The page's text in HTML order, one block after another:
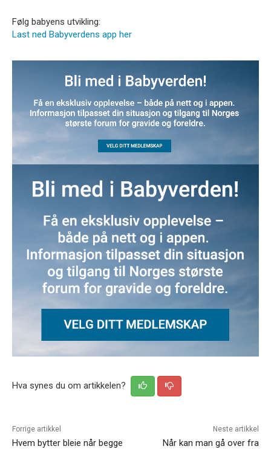
Følg babyens utvikling:
Last ned Babyverdens app her
Hva synes du om artikkelen?
Forrige artikkel
Hvem bytter bleie når begge
Neste artikkel
Når kan man gå over fra